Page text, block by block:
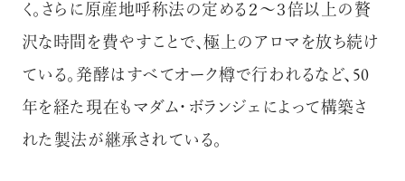
く。さらに原産地呼称法の定める２～３倍以上の贅
沢な時間を費やすことで、極上のアロマを放ち続け
ている。発酵はすべてオーク樽で行われるなど、50
年を経た現在もマダム・ボランジェによって構築さ
れた製法が継承されている。